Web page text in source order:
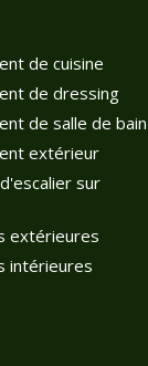
de cuisine
de dressing
de salle de bain
extérieur
sur
extérieures
intérieures
pour contrôler la